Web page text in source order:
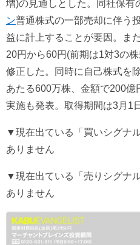
増)の見通しとした。同社保有
ン普通株式の一部売却に伴う
益に計上することが要因。ま
20円から60円(前期は1対3の
修正した。同時に自己株式を
あたる600万株、金額で200
実施も発表。取得期間は3月1
▼現在出ている「買いシグナル
ありません
▼現在出ている「売りシグナル
ありません